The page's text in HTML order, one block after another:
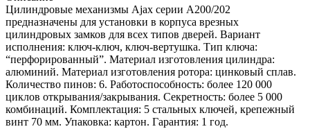
Цилиндровые механизмы Ajax серии A200/202
предназначены для установки в корпуса врезных
цилиндровых замков для всех типов дверей. Вариант
исполнения: ключ-ключ, ключ-вертушка. Тип ключа:
“перфорированный”. Материал изготовления цилиндра:
алюминий. Материал изготовления ротора: цинковый сплав.
Количество пинов: 6. Работоспособность: более 120 000
циклов открывания/закрывания. Секретность: более 5 000
комбинаций. Комплектация: 5 стальных ключей, крепежный
винт 70 мм. Упаковка: картон. Гарантия: 1 год.